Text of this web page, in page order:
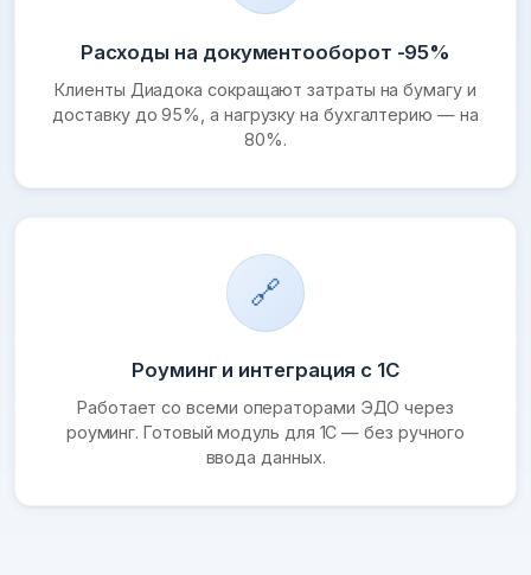
Расходы на документооборот -95%
Клиенты Диадока сокращают затраты на бумагу и
доставку до 95%, а нагрузку на бухгалтерию — на
80%.
🔗
Роуминг и интеграция с 1С
Работает со всеми операторами ЭДО через
роуминг. Готовый модуль для 1С — без ручного
ввода данных.